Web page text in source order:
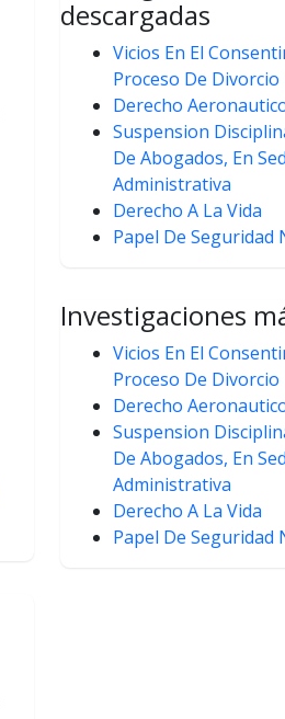
descargadas
Vicios En El
Proceso De Divorcio
Derecho
Suspension
De Abogados, En
Administrativa
Derecho A La Vida
Papel De Seguridad
Investigaciones
Vicios En El
Proceso De Divorcio
Derecho
Suspension
De Abogados, En
Administrativa
Derecho A La Vida
Papel De Seguridad